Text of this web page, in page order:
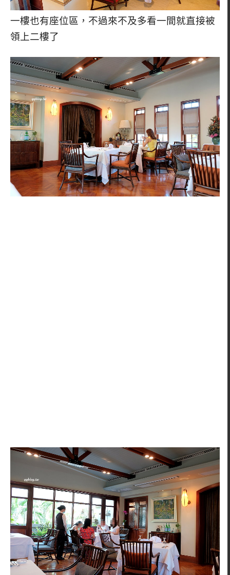
一樓也有座位區，不過來不及多看一間就直接被
領上二樓了